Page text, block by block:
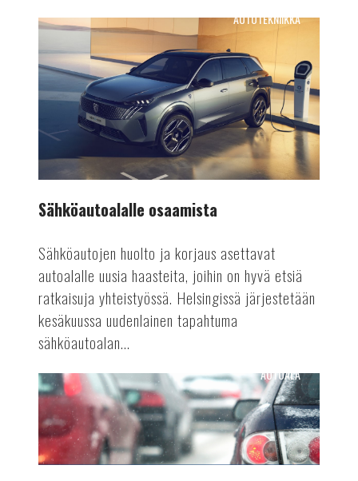
Sähköautoalalle
osaamista
AUTOTEKNIIKKA
Sähköautoalalle osaamista
Sähköautojen huolto ja korjaus asettavat
autoalalle uusia haasteita, joihin on hyvä etsiä
ratkaisuja yhteistyössä. Helsingissä järjestetään
kesäkuussa uudenlainen tapahtuma
sähköautoalan...
Vakuuttamattomien
ajoneuvojen
määrä
laskenut
AUTOALA